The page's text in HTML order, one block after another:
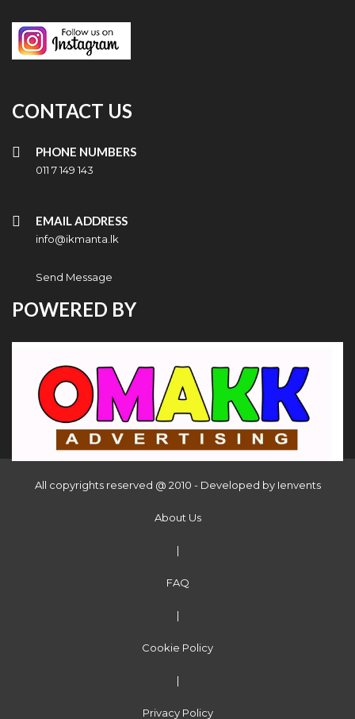
CONTACT US
PHONE NUMBERS
011 7 149 143
EMAIL ADDRESS
info@ikmanta.lk
Send Message
POWERED BY
All copyrights reserved @ 2010 - Developed by Ienvents
About Us
|
FAQ
|
Cookie Policy
|
Privacy Policy